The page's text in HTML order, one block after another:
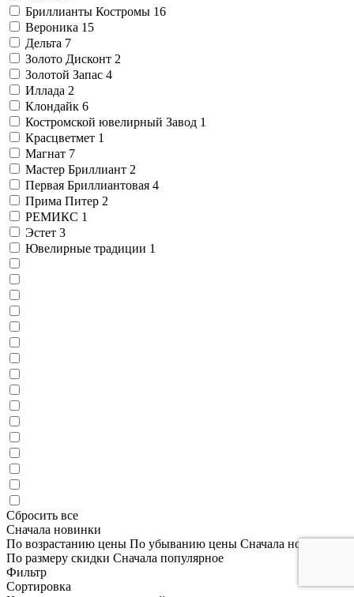
Бриллианты Костромы 16
Вероника 15
Дельта 7
Золото Дисконт 2
Золотой Запас 4
Иллада 2
Клондайк 6
Костромской ювелирный Завод 1
Красцветмет 1
Магнат 7
Мастер Бриллиант 2
Первая Бриллиантовая 4
Прима Питер 2
РЕМИКС 1
Эстет 3
Ювелирные традиции 1
Сбросить все
Сначала новинки
По возрастанию цены По убыванию цены Сначала новинки
По размеру скидки Сначала популярное
Фильтр
Сортировка